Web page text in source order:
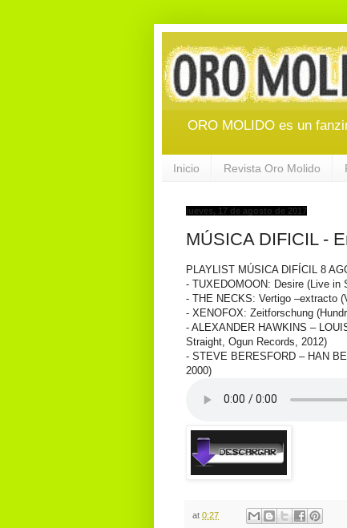
ORO MOLIDO es un
Inicio Revista Oro Molido
jueves, 17 de agosto de 2017
MÚSICA DIFICIL -
PLAYLIST MÚSICA DIFÍCIL 8
- TUXEDOMOON: Desire (Live in
- THE NECKS: Vertigo –extracto
- XENOFOX: Zeitforschung
- ALEXANDER HAWKINS –
Straight, Ogun Records, 2012)
- STEVE BERESFORD – HAN
2000)
at 0:27